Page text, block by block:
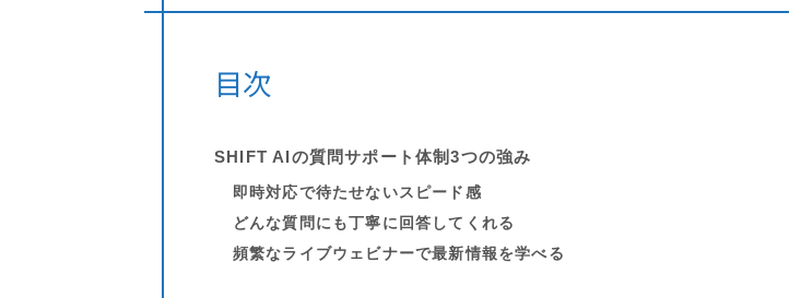
目次
SHIFT AIの質問サポート体制3つの強み
即時対応で待たせないスピード感
どんな質問にも丁寧に回答してくれる
頻繁なライブウェビナーで最新情報を学べる